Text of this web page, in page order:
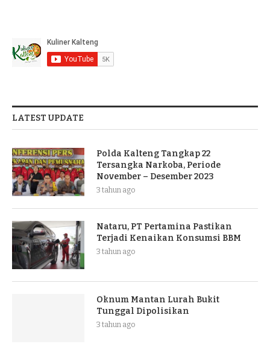
LATEST UPDATE
Polda Kalteng Tangkap 22
Tersangka Narkoba, Periode
November – Desember 2023
3 tahun ago
Nataru, PT Pertamina Pastikan
Terjadi Kenaikan Konsumsi BBM
3 tahun ago
Oknum Mantan Lurah Bukit
Tunggal Dipolisikan
3 tahun ago